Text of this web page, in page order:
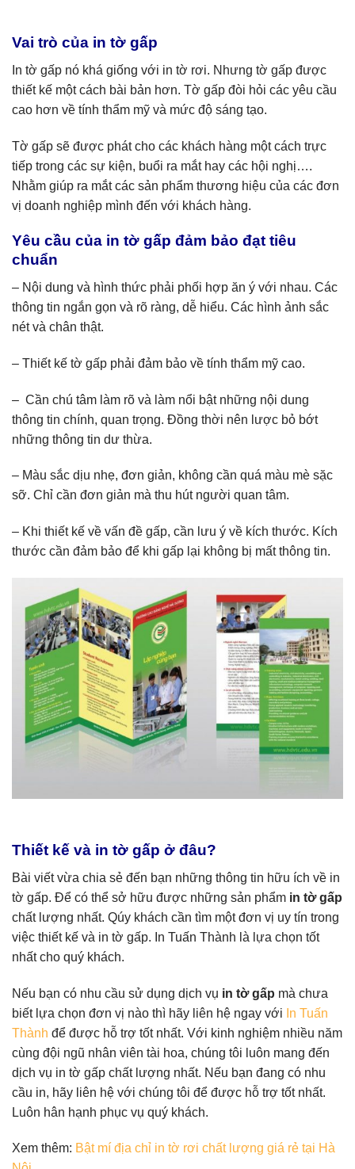
Vai trò của in tờ gấp
In tờ gấp nó khá giống với in tờ rơi. Nhưng tờ gấp được
thiết kế một cách bài bản hơn. Tờ gấp đòi hỏi các yêu cầu
cao hơn về tính thẩm mỹ và mức độ sáng tạo.
Tờ gấp sẽ được phát cho các khách hàng một cách trực
tiếp trong các sự kiện, buổi ra mắt hay các hội nghị….
Nhằm giúp ra mắt các sản phẩm thương hiệu của các đơn
vị doanh nghiệp mình đến với khách hàng.
Yêu cầu của in tờ gấp đảm bảo đạt tiêu
chuẩn
– Nội dung và hình thức phải phối hợp ăn ý với nhau. Các
thông tin ngắn gọn và rõ ràng, dễ hiểu. Các hình ảnh sắc
nét và chân thật.
– Thiết kế tờ gấp phải đảm bảo về tính thẩm mỹ cao.
– Cần chú tâm làm rõ và làm nổi bật những nội dung
thông tin chính, quan trọng. Đồng thời nên lược bỏ bớt
những thông tin dư thừa.
– Màu sắc dịu nhẹ, đơn giản, không cần quá màu mè sặc
sỡ. Chỉ cần đơn giản mà thu hút người quan tâm.
– Khi thiết kế về vấn đề gấp, cần lưu ý về kích thước. Kích
thước cần đảm bảo để khi gấp lại không bị mất thông tin.
Thiết kế và in tờ gấp ở đâu?
Bài viết vừa chia sẻ đến bạn những thông tin hữu ích về in
tờ gấp. Để có thể sở hữu được những sản phẩm in tờ gấp
chất lượng nhất. Qúy khách cần tìm một đơn vị uy tín trong
việc thiết kế và in tờ gấp. In Tuấn Thành là lựa chọn tốt
nhất cho quý khách.
Nếu bạn có nhu cầu sử dụng dịch vụ in tờ gấp mà chưa
biết lựa chọn đơn vị nào thì hãy liên hệ ngay với In Tuấn
Thành để được hỗ trợ tốt nhất. Với kinh nghiệm nhiều năm
cùng đội ngũ nhân viên tài hoa, chúng tôi luôn mang đến
dịch vụ in tờ gấp chất lượng nhất. Nếu bạn đang có nhu
cầu in, hãy liên hệ với chúng tôi để được hỗ trợ tốt nhất.
Luôn hân hạnh phục vụ quý khách.
Xem thêm: Bật mí địa chỉ in tờ rơi chất lượng giá rẻ tại Hà